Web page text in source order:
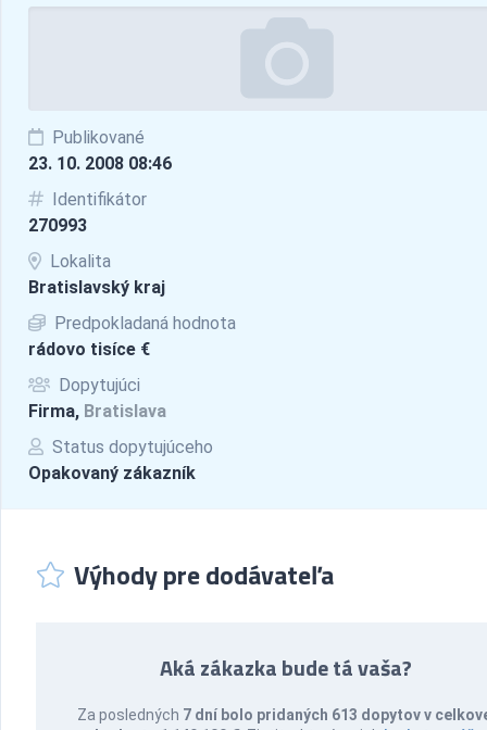
Publikované
23. 10. 2008 08:46
Identifikátor
270993
Lokalita
Bratislavský kraj
Predpokladaná hodnota
rádovo tisíce €
Dopytujúci
Firma, Bratislava
Status dopytujúceho
Opakovaný zákazník
Výhody pre dodávateľa
Aká zákazka bude tá vaša?
Za posledných 7 dní bolo pridaných 613 dopytov v